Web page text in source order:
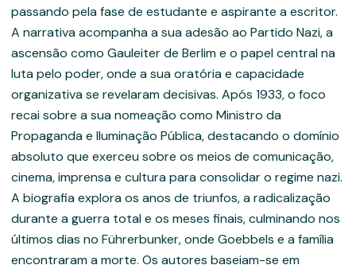
passando pela fase de estudante e aspirante a escritor.
A narrativa acompanha a sua adesão ao Partido Nazi, a
ascensão como Gauleiter de Berlim e o papel central na
luta pelo poder, onde a sua oratória e capacidade
organizativa se revelaram decisivas. Após 1933, o foco
recai sobre a sua nomeação como Ministro da
Propaganda e Iluminação Pública, destacando o domínio
absoluto que exerceu sobre os meios de comunicação,
cinema, imprensa e cultura para consolidar o regime nazi.
A biografia explora os anos de triunfos, a radicalização
durante a guerra total e os meses finais, culminando nos
últimos dias no Führerbunker, onde Goebbels e a família
encontraram a morte. Os autores baseiam-se em